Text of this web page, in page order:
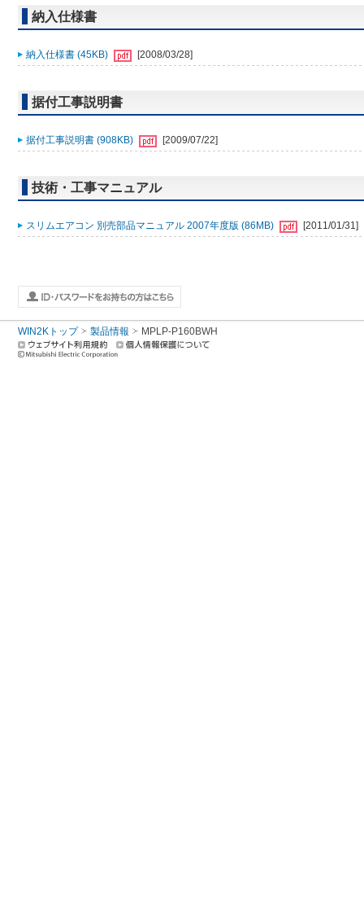
納入仕様書
納入仕様書 (45KB) [2008/03/28]
据付工事説明書
据付工事説明書 (908KB) [2009/07/22]
技術・工事マニュアル
スリムエアコン 別売部品マニュアル 2007年度版 (86MB) [2011/01/31]
WIN2Kトップ 製品情報 MPLP-P160BWH